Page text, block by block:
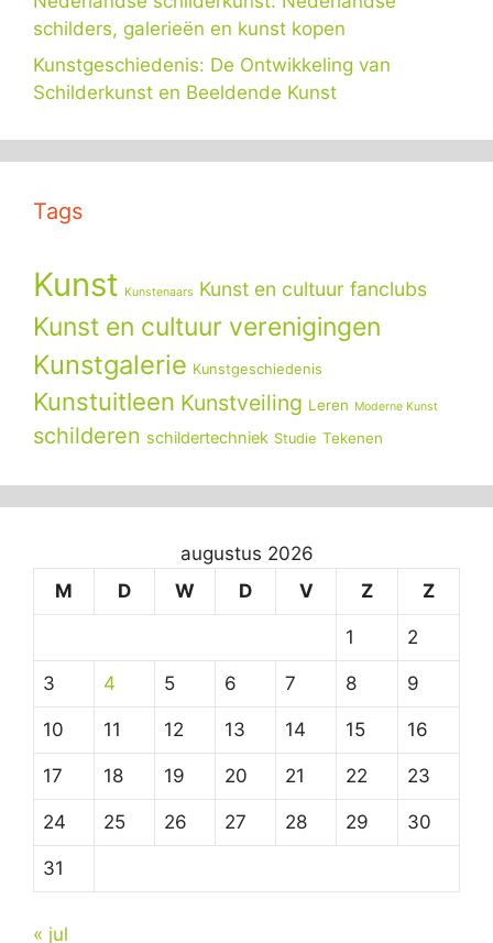
schilders, galerieën en kunst kopen
Kunstgeschiedenis: De Ontwikkeling van
Schilderkunst en Beeldende Kunst
Tags
Kunst Kunstenaars Kunst en cultuur fanclubs
Kunst en cultuur verenigingen
Kunstgalerie Kunstgeschiedenis
Kunstuitleen Kunstveiling Leren Moderne Kunst
schilderen schildertechniek Studie Tekenen
augustus 2026
M
D W D V Z Z
1 2
3 4 5 6 7 8 9
10 11 12 13 14 15 16
17 18 19 20 21 22 23
24 25 26 27 28 29 30
31
« jul